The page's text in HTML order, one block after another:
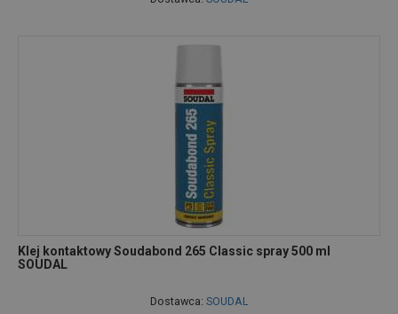
Klej kontaktowy Soudabond 265 Classic spray 500 ml
SOUDAL
Dostawca: SOUDAL